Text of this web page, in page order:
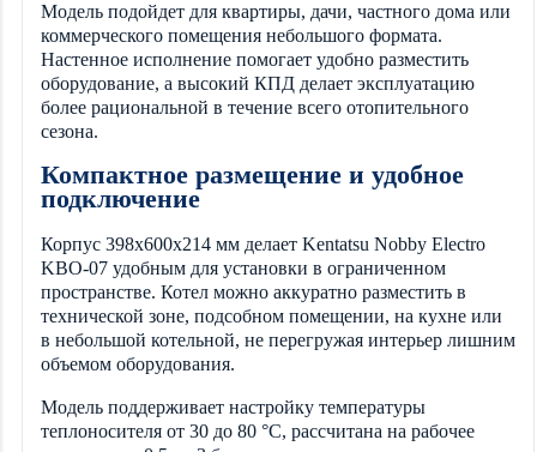
Модель подойдет для квартиры, дачи, частного дома или
коммерческого помещения небольшого формата.
Настенное исполнение помогает удобно разместить
оборудование, а высокий КПД делает эксплуатацию
более рациональной в течение всего отопительного
сезона.
Компактное размещение и удобное
подключение
Корпус 398х600х214 мм делает Kentatsu Nobby Electro
KBO-07 удобным для установки в ограниченном
пространстве. Котел можно аккуратно разместить в
технической зоне, подсобном помещении, на кухне или
в небольшой котельной, не перегружая интерьер лишним
объемом оборудования.
Модель поддерживает настройку температуры
теплоносителя от 30 до 80 °C, рассчитана на рабочее